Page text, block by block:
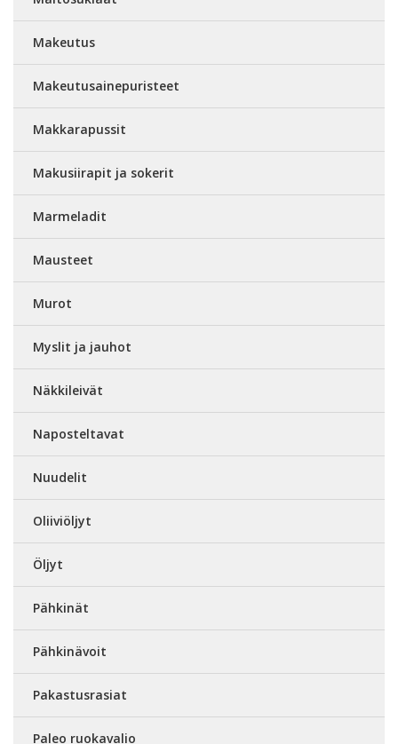
Makeutus
Makeutusainepuristeet
Makkarapussit
Makusiirapit ja sokerit
Marmeladit
Mausteet
Murot
Myslit ja jauhot
Näkkileivät
Naposteltavat
Nuudelit
Oliiviöljyt
Öljyt
Pähkinät
Pähkinävoit
Pakastusrasiat
Paleo ruokavalio